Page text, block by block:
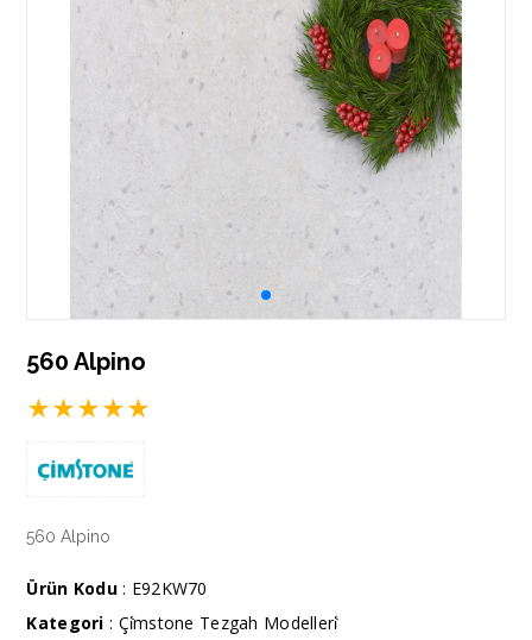
560 Alpino
★★★★★
560 Alpino
Ürün Kodu: E92KW70
Kategori : Çi̇̇mstone Tezgah Modelleri̇̇